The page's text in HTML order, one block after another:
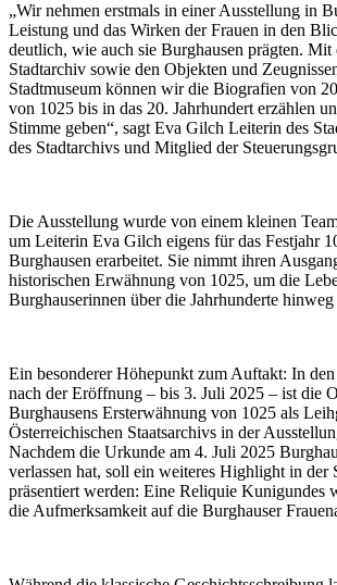
„Wir nehmen erstmals in einer Ausstellung in
Leistung und das Wirken der Frauen in den
deutlich, wie auch sie Burghausen prägten. Mit
Stadtarchiv sowie den Objekten und
Stadtmuseum können wir die Biografien von
von 1025 bis in das 20. Jahrhundert erzählen
Stimme geben“, sagt Eva Gilch Leiterin des
des Stadtarchivs und Mitglied der
Die Ausstellung wurde von einem kleinen
um Leiterin Eva Gilch eigens für das Festjahr
Burghausen erarbeitet. Sie nimmt ihren
historischen Erwähnung von 1025, um die
Burghauserinnen über die Jahrhunderte
Ein besonderer Höhepunkt zum Auftakt: In
nach der Eröffnung – bis 3. Juli 2025 – ist die
Burghausens Ersterwähnung von 1025 als
Österreichischen Staatsarchivs in der
Nachdem die Urkunde am 4. Juli 2025
verlassen hat, soll ein weiteres Highlight in der
präsentiert werden: Eine Reliquie Kunigundes
die Aufmerksamkeit auf die Burghauser